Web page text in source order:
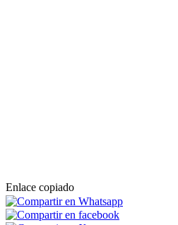
Enlace copiado